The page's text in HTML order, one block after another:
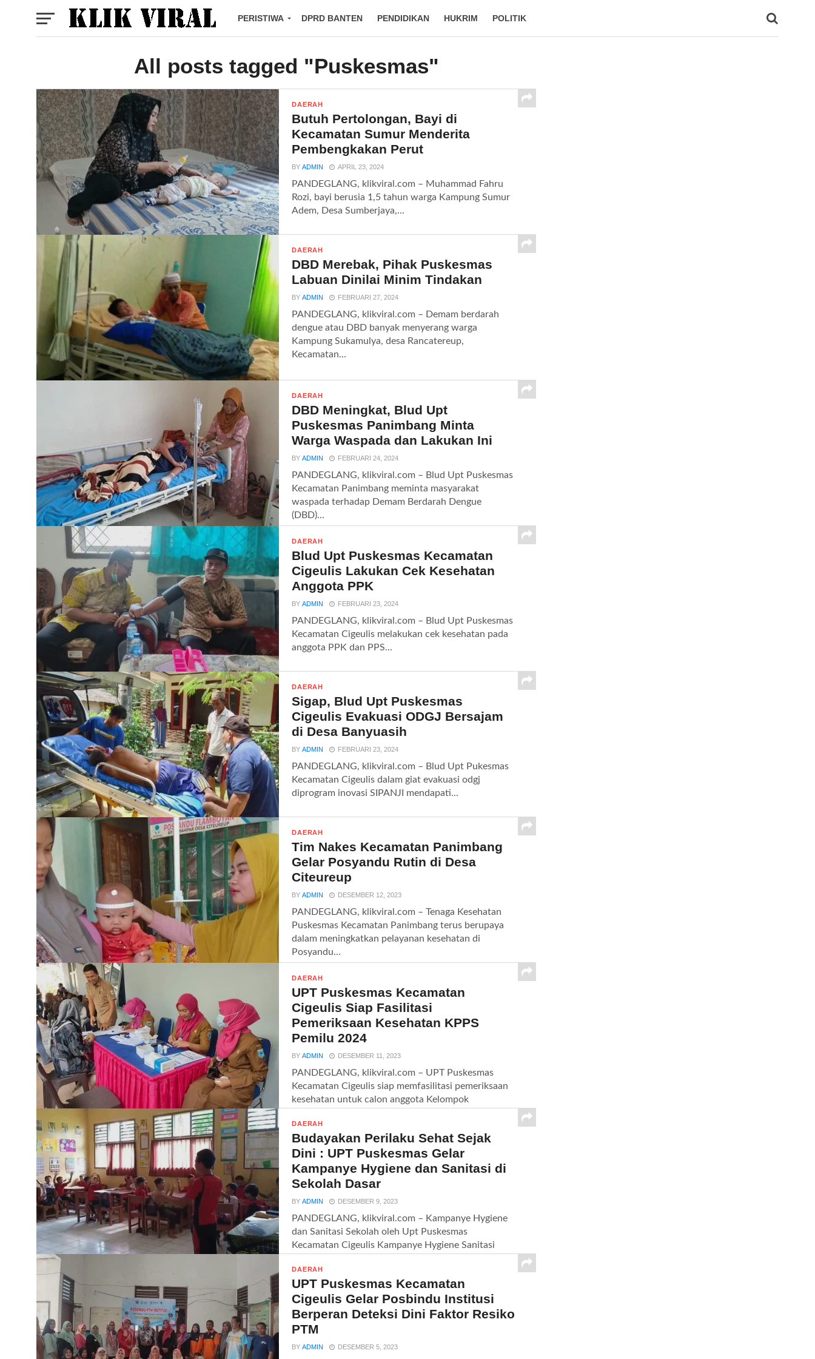
PERISTIWA DPRD BANTEN PENDIDIKAN HUKRIM POLITIK
All posts tagged "Puskesmas"
DAERAH
Butuh Pertolongan, Bayi di
Kecamatan Sumur Menderita
Pembengkakan Perut
BYADMIN APRIL 23, 2024
PANDEGLANG, klikviral.com – Muhammad Fahru
Rozi, bayi berusia 1,5 tahun warga Kampung Sumur
Adem, Desa Sumberjaya,...
DAERAH
DBD Merebak, Pihak Puskesmas
Labuan Dinilai Minim Tindakan
BYADMIN FEBRUARI 27, 2024
PANDEGLANG, klikviral.com – Demam berdarah
dengue atau DBD banyak menyerang warga
Kampung Sukamulya, desa Rancatereup,
Kecamatan...
DAERAH
DBD Meningkat, Blud Upt
Puskesmas Panimbang Minta
Warga Waspada dan Lakukan Ini
BYADMIN FEBRUARI 24, 2024
PANDEGLANG, klikviral.com – Blud Upt Puskesmas
Kecamatan Panimbang meminta masyarakat
waspada terhadap Demam Berdarah Dengue
(DBD)...
DAERAH
Blud Upt Puskesmas Kecamatan
Cigeulis Lakukan Cek Kesehatan
Anggota PPK
BYADMIN FEBRUARI 23, 2024
PANDEGLANG, klikviral.com – Blud Upt Puskesmas
Kecamatan Cigeulis melakukan cek kesehatan pada
anggota PPK dan PPS...
DAERAH
Sigap, Blud Upt Puskesmas
Cigeulis Evakuasi ODGJ Bersajam
di Desa Banyuasih
BYADMIN FEBRUARI 23, 2024
PANDEGLANG, klikviral.com – Blud Upt Pukesmas
Kecamatan Cigeulis dalam giat evakuasi odgj
diprogram inovasi SIPANJI mendapati...
DAERAH
Tim Nakes Kecamatan Panimbang
Gelar Posyandu Rutin di Desa
Citeureup
BYADMIN DESEMBER 12, 2023
PANDEGLANG, klikviral.com – Tenaga Kesehatan
Puskesmas Kecamatan Panimbang terus berupaya
dalam meningkatkan pelayanan kesehatan di
Posyandu...
DAERAH
UPT Puskesmas Kecamatan
Cigeulis Siap Fasilitasi
Pemeriksaan Kesehatan KPPS
Pemilu 2024
BYADMIN DESEMBER 11, 2023
PANDEGLANG, klikviral.com – UPT Puskesmas
Kecamatan Cigeulis siap memfasilitasi pemeriksaan
kesehatan untuk calon anggota Kelompok
DAERAH
Budayakan Perilaku Sehat Sejak
Dini : UPT Puskesmas Gelar
Kampanye Hygiene dan Sanitasi di
Sekolah Dasar
BYADMIN DESEMBER 9, 2023
PANDEGLANG, klikviral.com – Kampanye Hygiene
dan Sanitasi Sekolah oleh Upt Puskesmas
Kecamatan Cigeulis Kampanye Hygiene Sanitasi
DAERAH
UPT Puskesmas Kecamatan
Cigeulis Gelar Posbindu Institusi
Berperan Deteksi Dini Faktor Resiko
PTM
BYADMIN DESEMBER 5, 2023